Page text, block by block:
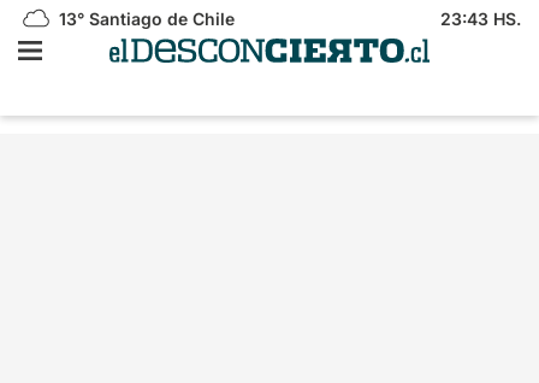
13° Santiago de Chile 23:43 HS.